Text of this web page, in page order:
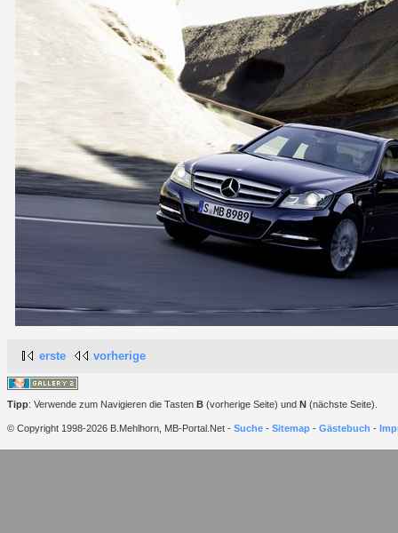
erste vorherige
Tipp: Verwende zum Navigieren die Tasten B (vorherige Seite) und N (nächste Seite).
© Copyright 1998-2026 B.Mehlhorn, MB-Portal.Net - Suche - Sitemap - Gästebuch -